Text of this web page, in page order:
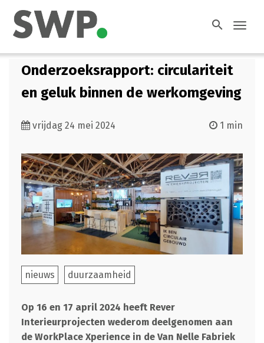
search
Onderzoeksrapport: circulariteit
en geluk binnen de werkomgeving
vrijdag 24 mei 2024 1 min
nieuws duurzaamheid
Op 16 en 17 april 2024 heeft Rever
Interieurprojecten wederom deelgenomen aan
de WorkPlace Xperience in de Van Nelle Fabriek